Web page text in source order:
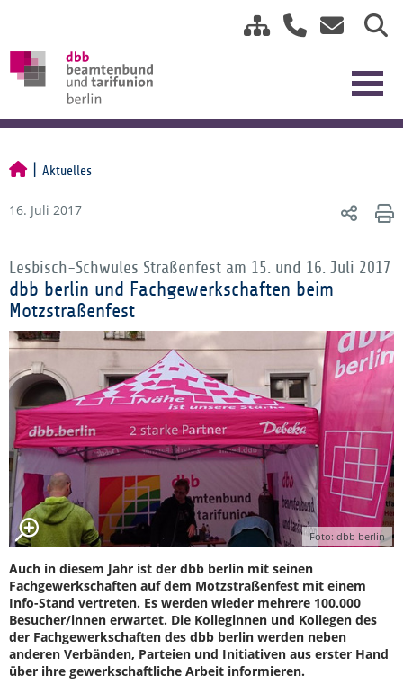
Aktuelles
16. Juli 2017
Lesbisch-Schwules Straßenfest am 15. und 16. Juli 2017
dbb berlin und Fachgewerkschaften beim
Motzstraßenfest
Foto: dbb berlin
Auch in diesem Jahr ist der dbb berlin mit seinen
Fachgewerkschaften auf dem Motzstraßenfest mit einem
Info-Stand vertreten. Es werden wieder mehrere 100.000
Besucher/innen erwartet. Die Kolleginnen und Kollegen des
der Fachgewerkschaften des dbb berlin werden neben
anderen Verbänden, Parteien und Initiativen aus erster Hand
über ihre gewerkschaftliche Arbeit informieren.